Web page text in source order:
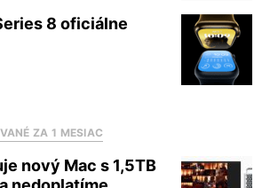
8 oficiálne
ZA 1 MESIAC
nový Mac s 1,5TB